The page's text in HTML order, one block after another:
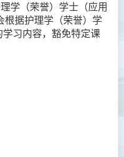
学（荣誉）学士（应用
根据护理学（荣誉）学
学习内容， 豁免特定课
化（荣誉）文学士
识（荣誉）文学士